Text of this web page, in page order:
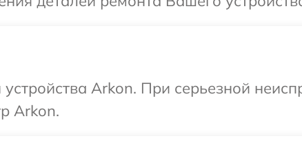
Arkon. При серьезной
Arkon.